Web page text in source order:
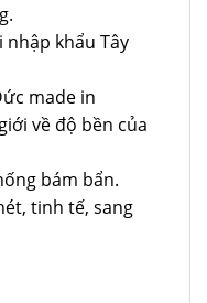
nhập khẩu Tây
made in
về độ bền của
bám bẩn.
tinh tế, sang